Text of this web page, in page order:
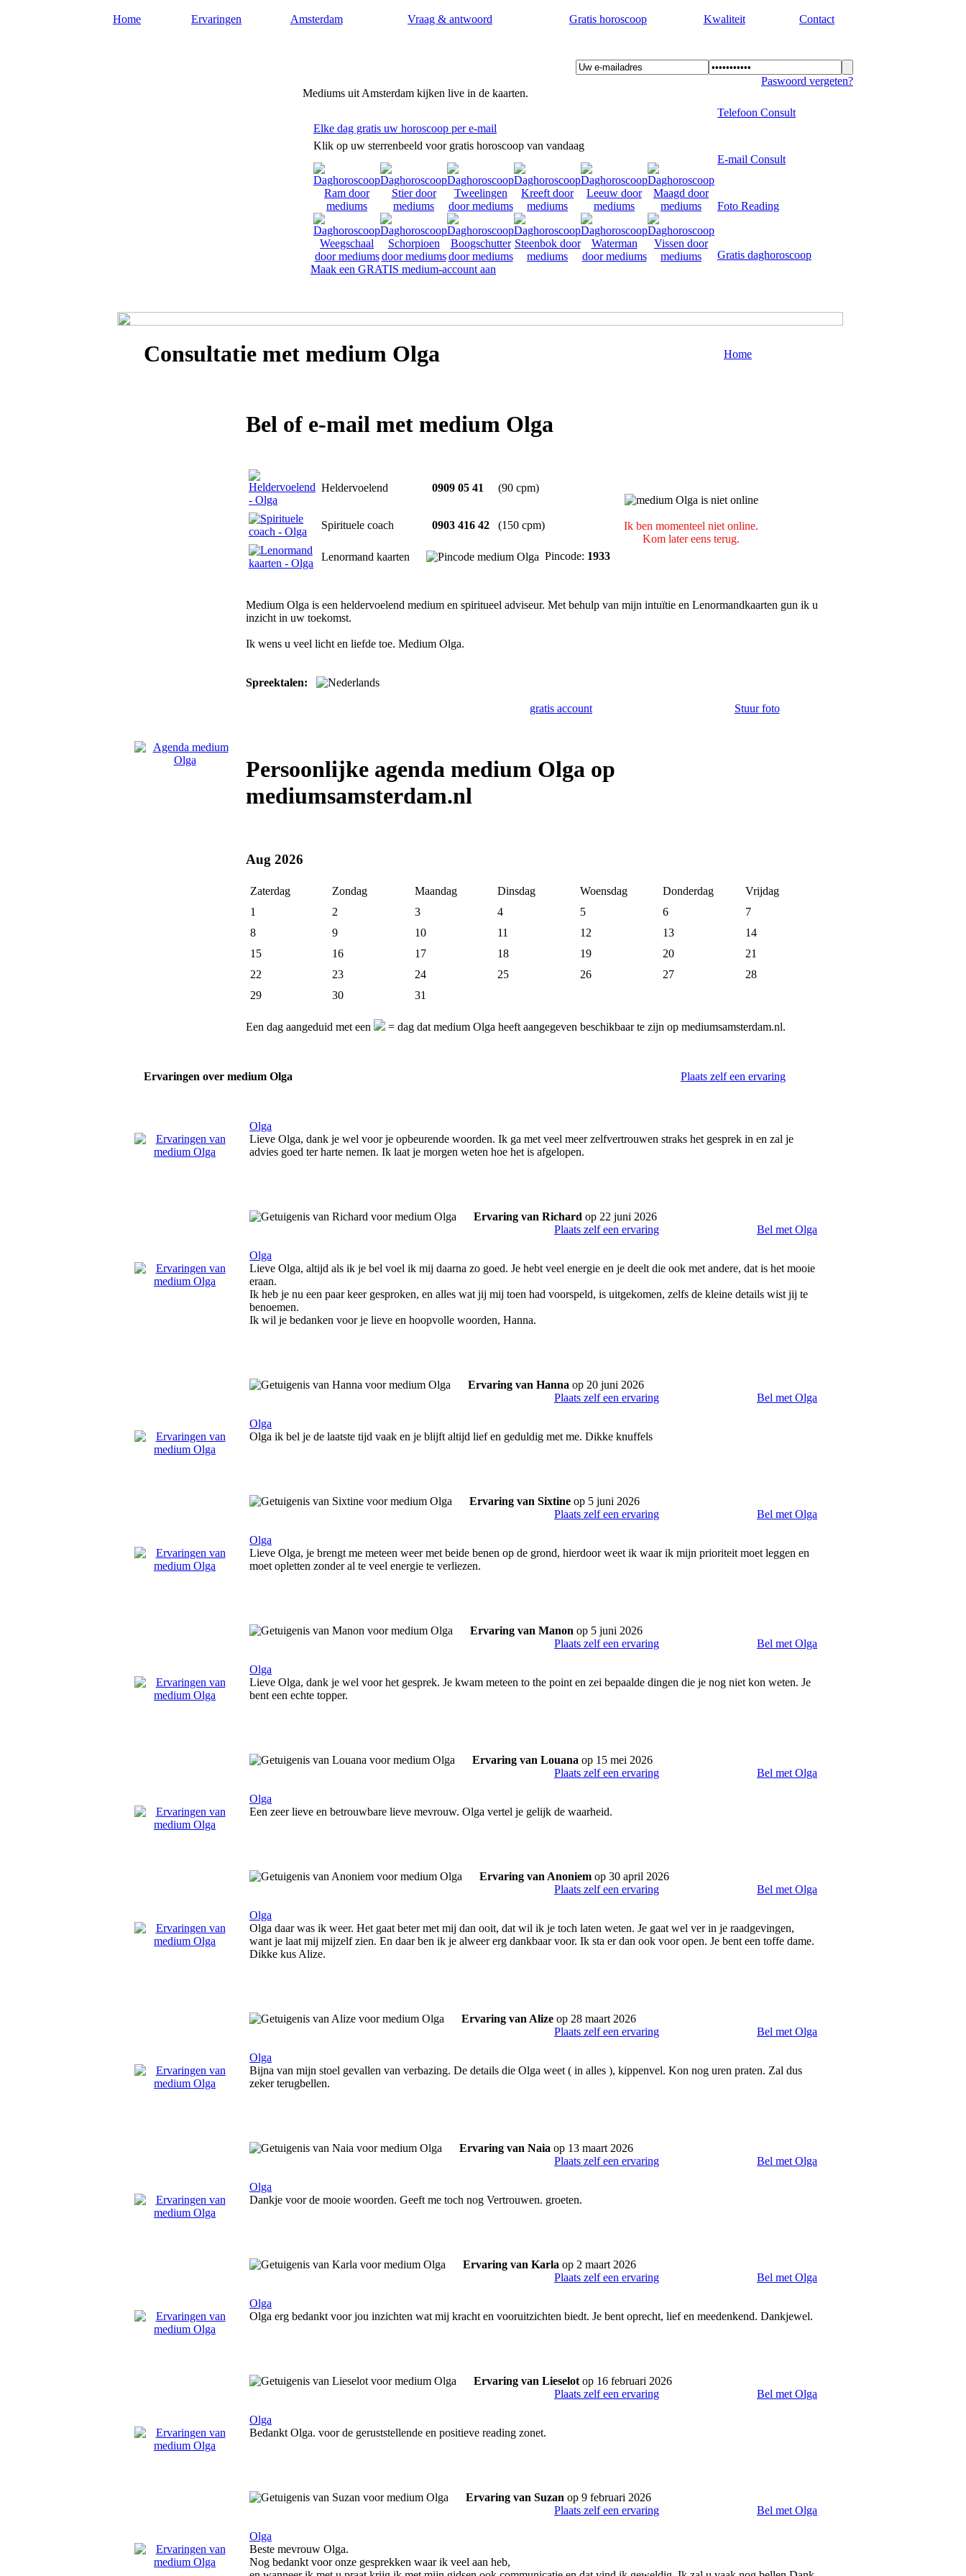
Home Ervaringen Amsterdam Vraag & antwoord Gratis horoscoop Kwaliteit Contact
Mediums uit Amsterdam kijken live in de kaarten.
Paswoord vergeten?
Elke dag gratis uw horoscoop per e-mail
Klik op uw sterrenbeeld voor gratis horoscoop van vandaag
Maak een GRATIS medium-account aan
Telefoon Consult
E-mail Consult
Foto Reading
Gratis daghoroscoop
Consultatie met medium Olga Home
Bel of e-mail met medium Olga
Heldervoelend 0909 05 41 (90 cpm)
Ik ben momenteel niet online.
Kom later eens terug.
Spirituele coach 0903 416 42 (150 cpm)
Lenormand kaarten Pincode: 1933
Medium Olga is een heldervoelend medium en spiritueel adviseur. Met behulp van mijn intuïtie en Lenormandkaarten gun ik u
inzicht in uw toekomst.
Ik wens u veel licht en liefde toe. Medium Olga.
Spreektalen:
gratis account Stuur foto
Persoonlijke agenda medium Olga op
mediumsamsterdam.nl
Aug 2026
Zaterdag Zondag Maandag Dinsdag Woensdag Donderdag
Vrijdag
1
2 3 4 5 6
7
8
9 10 11 12 13
14
15
16 17 18 19 20
21
22
23 24 25 26 27
28
29
30 31
Een dag aangeduid met een = dag dat medium Olga heeft aangegeven beschikbaar te zijn op mediumsamsterdam.nl.
Ervaringen over medium Olga Plaats zelf een ervaring
Olga
Lieve Olga, dank je wel voor je opbeurende woorden. Ik ga met veel meer zelfvertrouwen straks het gesprek in en zal je
advies goed ter harte nemen. Ik laat je morgen weten hoe het is afgelopen.
Ervaring van Richard op 22 juni 2026
Plaats zelf een ervaring
Bel met Olga
Olga
Lieve Olga, altijd als ik je bel voel ik mij daarna zo goed. Je hebt veel energie en je deelt die ook met andere, dat is het mooie
eraan.
Ik heb je nu een paar keer gesproken, en alles wat jij mij toen had voorspeld, is uitgekomen, zelfs de kleine details wist jij te
benoemen.
Ik wil je bedanken voor je lieve en hoopvolle woorden, Hanna.
Ervaring van Hanna op 20 juni 2026
Plaats zelf een ervaring
Bel met Olga
Olga
Olga ik bel je de laatste tijd vaak en je blijft altijd lief en geduldig met me. Dikke knuffels
Ervaring van Sixtine op 5 juni 2026
Plaats zelf een ervaring
Bel met Olga
Olga
Lieve Olga, je brengt me meteen weer met beide benen op de grond, hierdoor weet ik waar ik mijn prioriteit moet leggen en
moet opletten zonder al te veel energie te verliezen.
Ervaring van Manon op 5 juni 2026
Plaats zelf een ervaring
Bel met Olga
Olga
Lieve Olga, dank je wel voor het gesprek. Je kwam meteen to the point en zei bepaalde dingen die je nog niet kon weten. Je
bent een echte topper.
Ervaring van Louana op 15 mei 2026
Plaats zelf een ervaring
Bel met Olga
Olga
Een zeer lieve en betrouwbare lieve mevrouw. Olga vertel je gelijk de waarheid.
Ervaring van Anoniem op 30 april 2026
Plaats zelf een ervaring
Bel met Olga
Olga
Olga daar was ik weer. Het gaat beter met mij dan ooit, dat wil ik je toch laten weten. Je gaat wel ver in je raadgevingen,
want je laat mij mijzelf zien. En daar ben ik je alweer erg dankbaar voor. Ik sta er dan ook voor open. Je bent een toffe dame.
Dikke kus Alize.
Ervaring van Alize op 28 maart 2026
Plaats zelf een ervaring
Bel met Olga
Olga
Bijna van mijn stoel gevallen van verbazing. De details die Olga weet ( in alles ), kippenvel. Kon nog uren praten. Zal dus
zeker terugbellen.
Ervaring van Naia op 13 maart 2026
Plaats zelf een ervaring
Bel met Olga
Olga
Dankje voor de mooie woorden. Geeft me toch nog Vertrouwen. groeten.
Ervaring van Karla op 2 maart 2026
Plaats zelf een ervaring
Bel met Olga
Olga
Olga erg bedankt voor jou inzichten wat mij kracht en vooruitzichten biedt. Je bent oprecht, lief en meedenkend. Dankjewel.
Ervaring van Lieselot op 16 februari 2026
Plaats zelf een ervaring
Bel met Olga
Olga
Bedankt Olga. voor de geruststellende en positieve reading zonet.
Ervaring van Suzan op 9 februari 2026
Plaats zelf een ervaring
Bel met Olga
Olga
Beste mevrouw Olga.
Nog bedankt voor onze gesprekken waar ik veel aan heb,